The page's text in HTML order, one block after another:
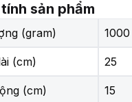
sản phẩm
(gram) 1000
(cm) 25
(cm) 15